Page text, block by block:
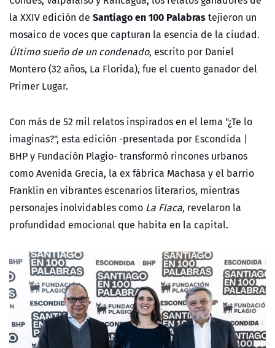
la XXIV edición de Santiago en 100 Palabrastejieron un
mosaico de voces que capturan la esencia de la ciudad.
Último sueño de un condenado, escrito por Daniel
Montero (32 años, La Florida), fue el cuento ganador del
Primer Lugar.
Con más de 52 mil relatos inspirados en el lema "¿Te lo
imaginas?", esta edición -presentada por Escondida |
BHP y Fundación Plagio- transformó rincones urbanos
como Avenida Grecia, la ex fábrica Machasa y el barrio
Franklin en vibrantes escenarios literarios, mientras
personajes inolvidables como La Flaca, revelaron la
profundidad emocional que habita en la capital.